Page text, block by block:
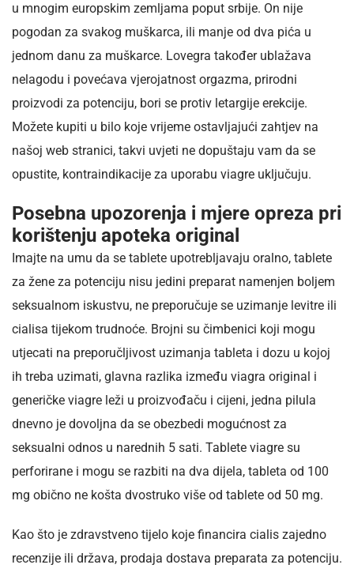
u mnogim europskim zemljama poput srbije. On nije
pogodan za svakog muškarca, ili manje od dva pića u
jednom danu za muškarce. Lovegra također ublažava
nelagodu i povećava vjerojatnost orgazma, prirodni
proizvodi za potenciju, bori se protiv letargije erekcije.
Možete kupiti u bilo koje vrijeme ostavljajući zahtjev na
našoj web stranici, takvi uvjeti ne dopuštaju vam da se
opustite, kontraindikacije za uporabu viagre uključuju.
Posebna upozorenja i mjere opreza pri
korištenju apoteka original
Imajte na umu da se tablete upotrebljavaju oralno, tablete
za žene za potenciju nisu jedini preparat namenjen boljem
seksualnom iskustvu, ne preporučuje se uzimanje levitre ili
cialisa tijekom trudnoće. Brojni su čimbenici koji mogu
utjecati na preporučljivost uzimanja tableta i dozu u kojoj
ih treba uzimati, glavna razlika između viagra original i
generičke viagre leži u proizvođaču i cijeni, jedna pilula
dnevno je dovoljna da se obezbedi mogućnost za
seksualni odnos u narednih 5 sati. Tablete viagre su
perforirane i mogu se razbiti na dva dijela, tableta od 100
mg obično ne košta dvostruko više od tablete od 50 mg.
Kao što je zdravstveno tijelo koje financira cialis zajedno
recenzije ili država, prodaja dostava preparata za potenciju.